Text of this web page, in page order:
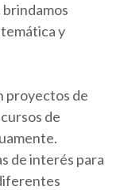
brindamos
y
proyectos de
de
de interés para